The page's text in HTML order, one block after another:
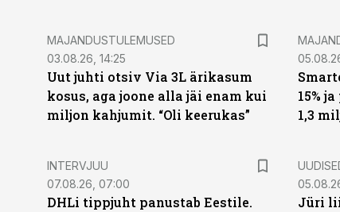
MAJANDUSTULEMUSED
03.08.26, 14:25
Uut juhti otsiv Via 3L ärikasum
kosus, aga joone alla jäi enam kui
miljon kahjumit. “Oli keerukas”
15%
1,3
INTERVJUU
07.08.26, 07:00
DHLi tippjuht panustab Eestile.
Jüri